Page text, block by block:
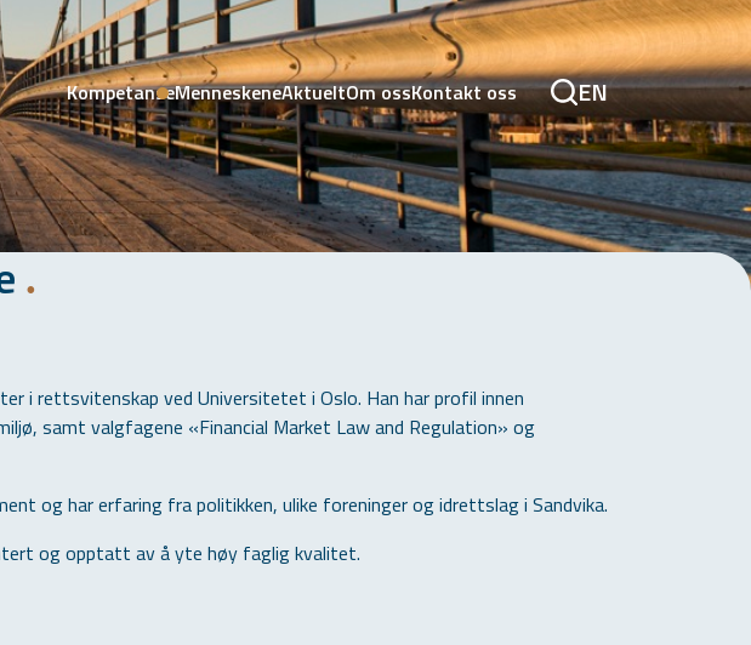
KompetanseMenneskeneAktueltOm ossKontakt oss EN
.
i rettsvitenskap ved Universitetet i Oslo. Han har profil innen
samt valgfagene «Financial Market Law and Regulation» og
og har erfaring fra politikken, ulike foreninger og idrettslag i Sandvika.
og opptatt av å yte høy faglig kvalitet.